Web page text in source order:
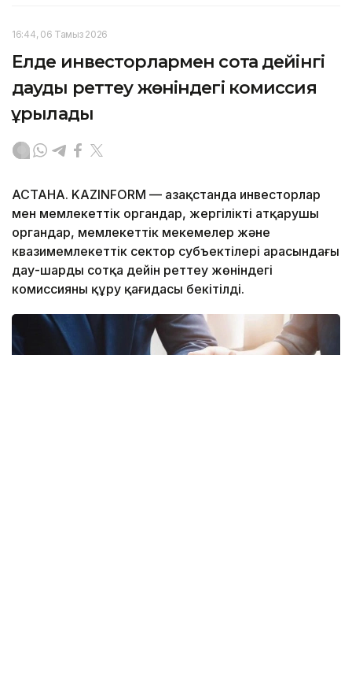
16:44, 06 Тамыз 2026
Елде инвесторлармен сотқа дейінгі
дауды реттеу жөніндегі комиссия
құрылады
АСТАНА. KAZINFORM — Қазақстанда инвесторлар
мен мемлекеттік органдар, жергілікті атқарушы
органдар, мемлекеттік мекемелер және
квазимемлекеттік сектор субъектілері арасындағы
дау-шарды сотқа дейін реттеу жөніндегі
комиссияны құру қағидасы бекітілді.